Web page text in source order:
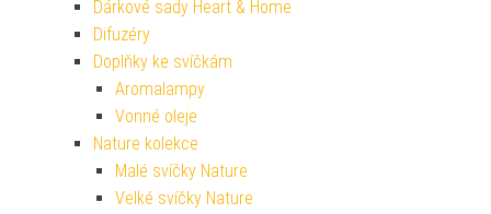
Dárkové sady Heart & Home
Difuzéry
Doplňky ke svíčkám
Aromalampy
Vonné oleje
Nature kolekce
Malé svíčky Nature
Velké svíčky Nature